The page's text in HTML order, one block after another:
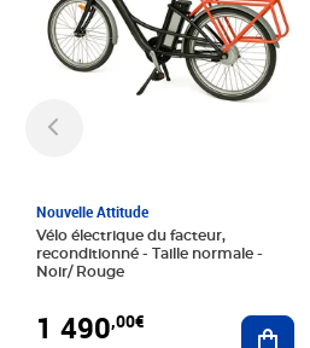
Nouvelle Attitude
Vélo électrique du facteur,
reconditionné - Taille normale -
Noir/ Rouge
1 490,00€